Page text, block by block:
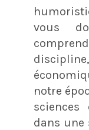
vous
notre
sciences
dans une